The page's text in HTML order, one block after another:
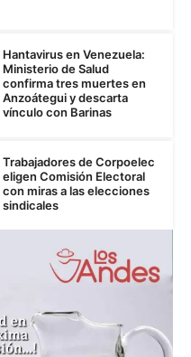
Hantavirus en Venezuela:
Ministerio de Salud
confirma tres muertes en
Anzoátegui y descarta
vínculo con Barinas
Trabajadores de Corpoelec
eligen Comisión Electoral
con miras a las elecciones
sindicales